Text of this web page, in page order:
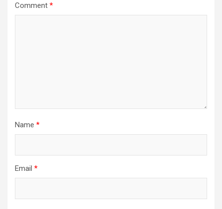
Comment *
Name *
Email *